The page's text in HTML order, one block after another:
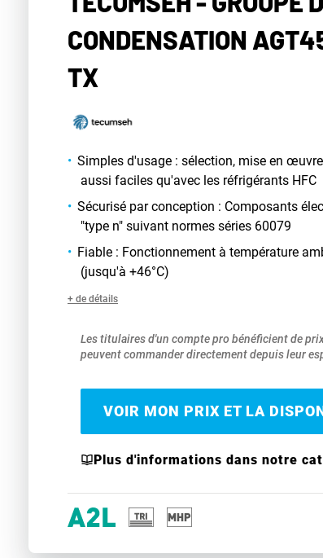
CONDENSATION
TX
Simples d'usage : sélection, mise en
aussi faciles qu'avec les réfrigérants HFC
Sécurisé par conception : Composants
"type n" suivant normes séries 60079
Fiable : Fonctionnement à température
(jusqu'à +46°C)
+ de détails
Les titulaires d'un compte pro bénéficient de
peuvent commander directement depuis leur
VOIR MON PRIX ET LA
Plus d'informations dans notre